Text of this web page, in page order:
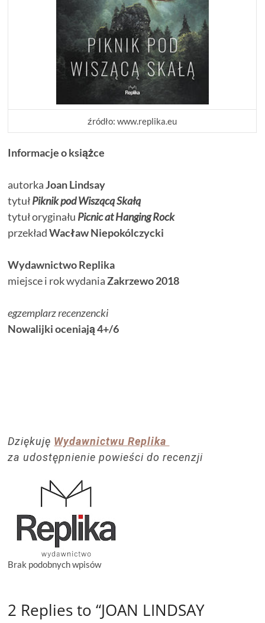
źródło: www.replika.eu
Informacje o książce
autorkaJoan Lindsay
tytułPiknik pod Wiszącą Skałą
tytuł oryginału Picnic at Hanging Rock
przekładWacław Niepokólczycki
Wydawnictwo Replika
miejsce i rok wydaniaZakrzewo 2018
egzemplarz recenzencki
Nowalijki oceniają 4+/6
Dziękuję Wydawnictwu Replika
za udostępnienie powieści do recenzji
Brak podobnych wpisów
2 Replies to “JOAN LINDSAY